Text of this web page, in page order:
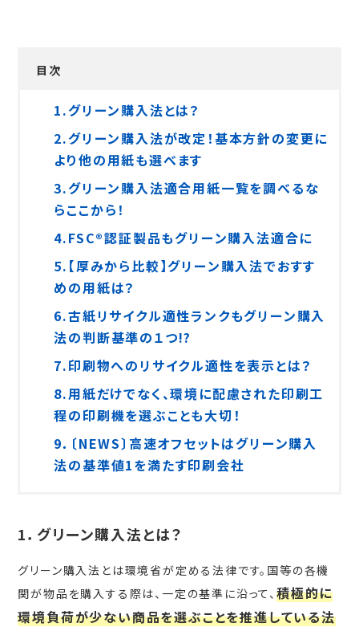
目次
1.グリーン購入法とは？
2.グリーン購入法が改定！基本方針の変更に
より他の用紙も選べます
3.グリーン購入法適合用紙一覧を調べるな
らここから！
4.FSC®認証製品もグリーン購入法適合に
5.【厚みから比較】グリーン購入法でおすす
めの用紙は？
6.古紙リサイクル適性ランクもグリーン購入
法の判断基準の１つ!?
7.印刷物へのリサイクル適性を表示とは？
8.用紙だけでなく、環境に配慮された印刷工
程の印刷機を選ぶことも大切！
9．〔NEWS〕高速オフセットはグリーン購入
法の基準値1を満たす印刷会社
1．グリーン購入法とは？
グリーン購入法とは環境省が定める法律です。国等の各機
関が物品を購入する際は、一定の基準に沿って、積極的に
環境負荷が少ない商品を選ぶことを推進している法